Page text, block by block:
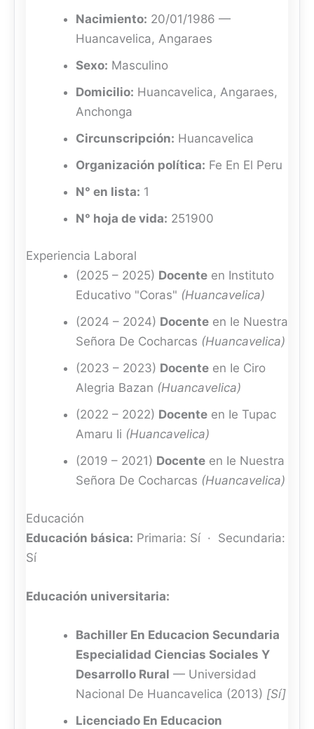
Nacimiento: 20/01/1986 —
Huancavelica, Angaraes
Sexo: Masculino
Domicilio: Huancavelica, Angaraes,
Anchonga
Circunscripción: Huancavelica
Organización política: Fe En El Peru
N° en lista: 1
N° hoja de vida: 251900
Experiencia Laboral
(2025 – 2025) Docente en Instituto
Educativo "Coras" (Huancavelica)
(2024 – 2024) Docente en Ie Nuestra
Señora De Cocharcas (Huancavelica)
(2023 – 2023) Docente en Ie Ciro
Alegria Bazan (Huancavelica)
(2022 – 2022) Docente en Ie Tupac
Amaru Ii (Huancavelica)
(2019 – 2021) Docente en Ie Nuestra
Señora De Cocharcas (Huancavelica)
Educación
Educación básica: Primaria: Sí · Secundaria:
Sí
Educación universitaria:
Bachiller En Educacion Secundaria
Especialidad Ciencias Sociales Y
Desarrollo Rural — Universidad
Nacional De Huancavelica (2013) [Sí]
Licenciado En Educacion